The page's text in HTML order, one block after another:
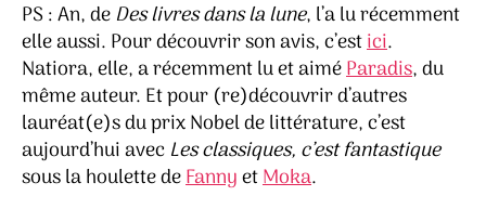
PS : An, de Des livres dans la lune, l’a lu récemment
elle aussi. Pour découvrir son avis, c’estici.
Natiora, elle, a récemment lu et aiméParadis, du
même auteur. Et pour (re)découvrir d’autres
lauréat(e)s du prix Nobel de littérature, c’est
aujourd’hui avec Les classiques, c’est fantastique
sous la houlette deFannyetMoka.